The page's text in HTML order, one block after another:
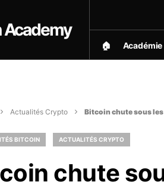
Academy
🏠︎ Académie
Actualités Crypto Bitcoin chute sous
BITCOIN ACTUALITÉS CRYPTO
chute